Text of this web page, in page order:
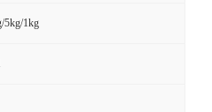
5kg/1kg